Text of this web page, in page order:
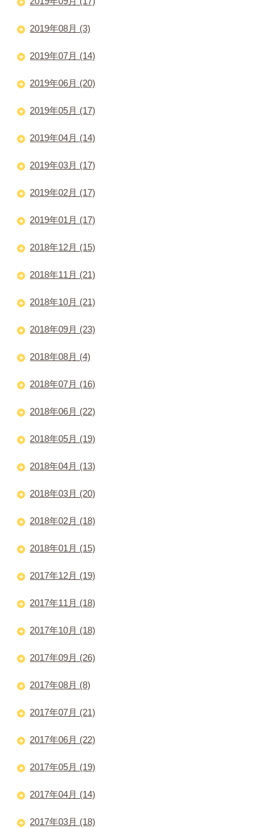
2019年08月 (3)
2019年07月 (14)
2019年06月 (20)
2019年05月 (17)
2019年04月 (14)
2019年03月 (17)
2019年02月 (17)
2019年01月 (17)
2018年12月 (15)
2018年11月 (21)
2018年10月 (21)
2018年09月 (23)
2018年08月 (4)
2018年07月 (16)
2018年06月 (22)
2018年05月 (19)
2018年04月 (13)
2018年03月 (20)
2018年02月 (18)
2018年01月 (15)
2017年12月 (19)
2017年11月 (18)
2017年10月 (18)
2017年09月 (26)
2017年08月 (8)
2017年07月 (21)
2017年06月 (22)
2017年05月 (19)
2017年04月 (14)
2017年03月 (18)